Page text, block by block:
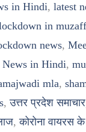
in Hindi, latest
in
news,
News in Hindi,
mla,
,उत्तर प्रदेश समाचार
,कोरोना वायरस